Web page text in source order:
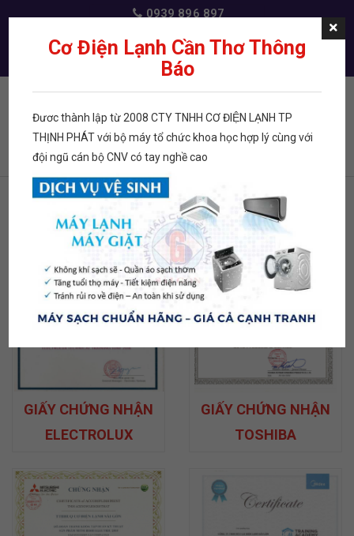
0939 896 897
Menu
TRANG CHỦ HÌNH ẢNH GIẤY CHỨNG NHẬN
GIẤY CHỨNG NHẬN
GIẤY CHỨNG NHẬN
ELECTROLUX
GIẤY CHỨNG NHẬN
TOSHIBA
Cơ Điện Lạnh Cần Thơ Thông
Báo
Đươc thành lập từ 2008 CTY TNHH CƠ ĐIỆN LẠNH TP
THỊNH PHÁT với bộ máy tổ chức khoa học hợp lý cùng với
đội ngũ cán bộ CNV có tay nghề cao